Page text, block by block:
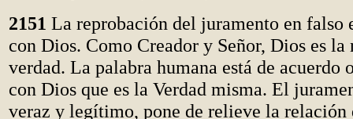
2151 La reprobación del juramento en falso
con Dios. Como Creador y Señor, Dios es la
verdad. La palabra humana está de acuerdo
con Dios que es la Verdad misma. El
veraz y legítimo, pone de relieve la relación